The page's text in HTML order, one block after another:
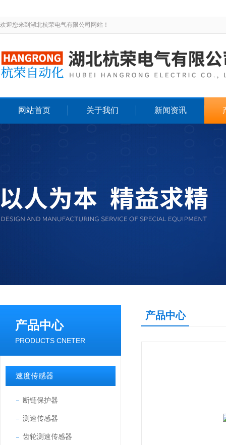
欢迎您来到湖北杭荣电气有限公司网站！
网站首页 关于我们 新闻资讯
产品中心
PRODUCTS CNETER
速度传感器
断链保护器
测速传感器
齿轮测速传感器
产品中心